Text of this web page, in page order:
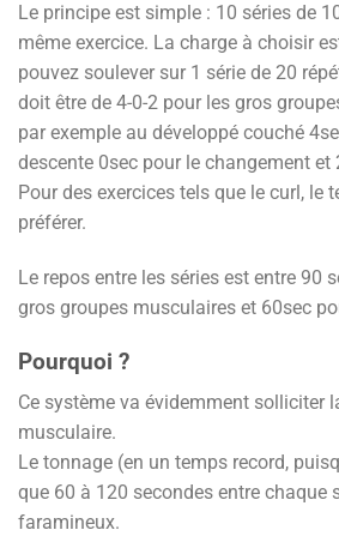
Le principe est simple : 10 séries de
même exercice. La charge à choisir
pouvez soulever sur 1 série de 20
doit être de 4-0-2 pour les gros
par exemple au développé couché
descente 0sec pour le changement et
Pour des exercices tels que le curl, le
préférer.
Le repos entre les séries est entre 90
gros groupes musculaires et 60sec
Pourquoi ?
Ce système va évidemment solliciter
musculaire.
Le tonnage (en un temps record,
que 60 à 120 secondes entre chaque
faramineux.